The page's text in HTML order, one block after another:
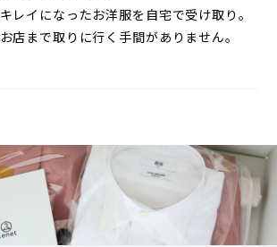
キレイになったお洋服を自宅で受け取り。
お店まで取りに行く手間がありません。